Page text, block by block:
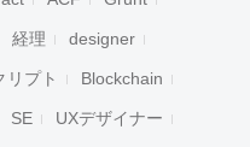
経理 designer
リプト Blockchain
SE UXデザイナー